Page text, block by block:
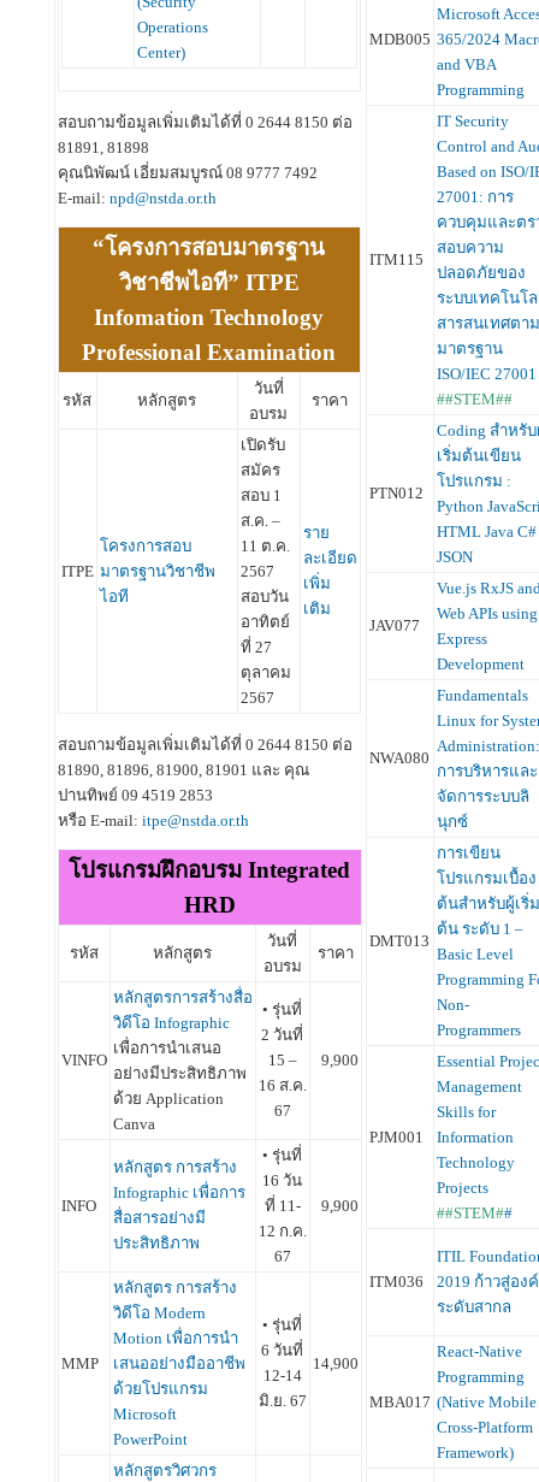
Operations
Center)
สอบถามข้อมูลเพิ่มเติมได้ที่ 0 2644 8150 ต่อ
81891, 81898
คุณนิพัฒน์ เอี่ยมสมบูรณ์ 08 9777 7492
E-mail: npd@nstda.or.th
“โครงการสอบมาตรฐาน
วิชาชีพไอที” ITPE
Infomation Technology
Professional Examination
รหัส หลักสูตร
วันที่
อบรม
ราคา
ITPE
โครงการสอบ
มาตรฐานวิชาชีพ
ไอที
เปิดรับ
สมัคร
สอบ 1
ส.ค. –
11 ต.ค.
2567
สอบวัน
อาทิตย์
ที่ 27
ตุลาคม
2567
ราย
ละเอียด
เพิ่ม
เติม
สอบถามข้อมูลเพิ่มเติมได้ที่ 0 2644 8150 ต่อ
81890, 81896, 81900, 81901 และ คุณ
ปานทิพย์ 09 4519 2853
หรือ E-mail: itpe@nstda.or.th
โปรแกรมฝึกอบรม Integrated
HRD
รหัส หลักสูตร
วันที่
อบรม
ราคา
VINFO
หลักสูตรการสร้างสื่อ
วิดีโอ Infographic
เพื่อการนำเสนอ
อย่างมีประสิทธิภาพ
ด้วย Application
Canva
• รุ่นที่
2 วันที่
15 –
16 ส.ค.
67
9,900
INFO
หลักสูตร การสร้าง
Infographic เพื่อการ
สื่อสารอย่างมี
ประสิทธิภาพ
• รุ่นที่
16 วัน
ที่ 11-
12 ก.ค.
67
9,900
MMP
หลักสูตร การสร้าง
วิดีโอ Modern
Motion เพื่อการนำ
เสนออย่างมืออาชีพ
ด้วยโปรแกรม
Microsoft
PowerPoint
• รุ่นที่
6 วันที่
12-14
มิ.ย. 67
14,900
หลักสูตรวิศวกร
MDB005
Microsoft
365/2024
and VBA
Programming
ITM115
IT Security
Control and
Based on ISO/
27001: การ
ควบคุมและตร
สอบความ
ปลอดภัยของ
ระบบเทคโนโ
สารสนเทศตาม
มาตรฐาน
ISO/IEC 27001
##STEM##
PTN012
Coding สำหรั
เริ่มต้นเขียน
โปรแกรม :
Python
HTML Java C#
JSON
JAV077
Vue.js RxJS
Web APIs using
Express
Development
NWA080
Fundamentals
Linux for
Administration:
การบริหารและ
จัดการระบบลิ
นุกซ์
DMT013
การเขียน
โปรแกรมเบื้อง
ต้นสำหรับผู้เริ่ม
ต้น ระดับ 1 –
Basic Level
Programming
Non-
Programmers
PJM001
Essential
Management
Skills for
Information
Technology
Projects
##STEM##
ITM036
ITIL
2019 ก้าวสู่อง
ระดับสากล
MBA017
React-Native
Programming
(Native Mobile
Cross-Platform
Framework)